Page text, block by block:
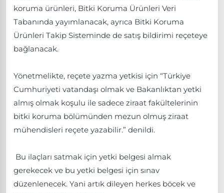
koruma ürünleri, Bitki Koruma Ürünleri Veri
Tabanında yayımlanacak, ayrıca Bitki Koruma
Ürünleri Takip Sisteminde de satış bildirimi reçeteye
bağlanacak.
Yönetmelikte, reçete yazma yetkisi için “Türkiye
Cumhuriyeti vatandaşı olmak ve Bakanlıktan yetki
almış olmak koşulu ile sadece ziraat fakültelerinin
bitki koruma bölümünden mezun olmuş ziraat
mühendisleri reçete yazabilir.” denildi.
Bu ilaçları satmak için yetki belgesi almak
gerekecek ve bu yetki belgesi için sınav
düzenlenecek. Yani artık dileyen herkes böcek ve